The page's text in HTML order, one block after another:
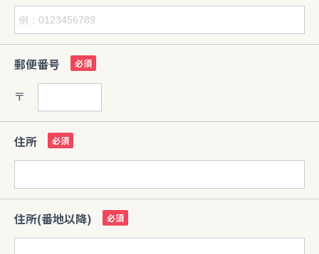
郵便番号
〒
住所
住所(番地以降)